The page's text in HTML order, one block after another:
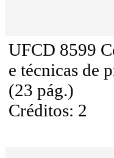
UFCD 8599
e técnicas de
(23 pág.)
Créditos: 2